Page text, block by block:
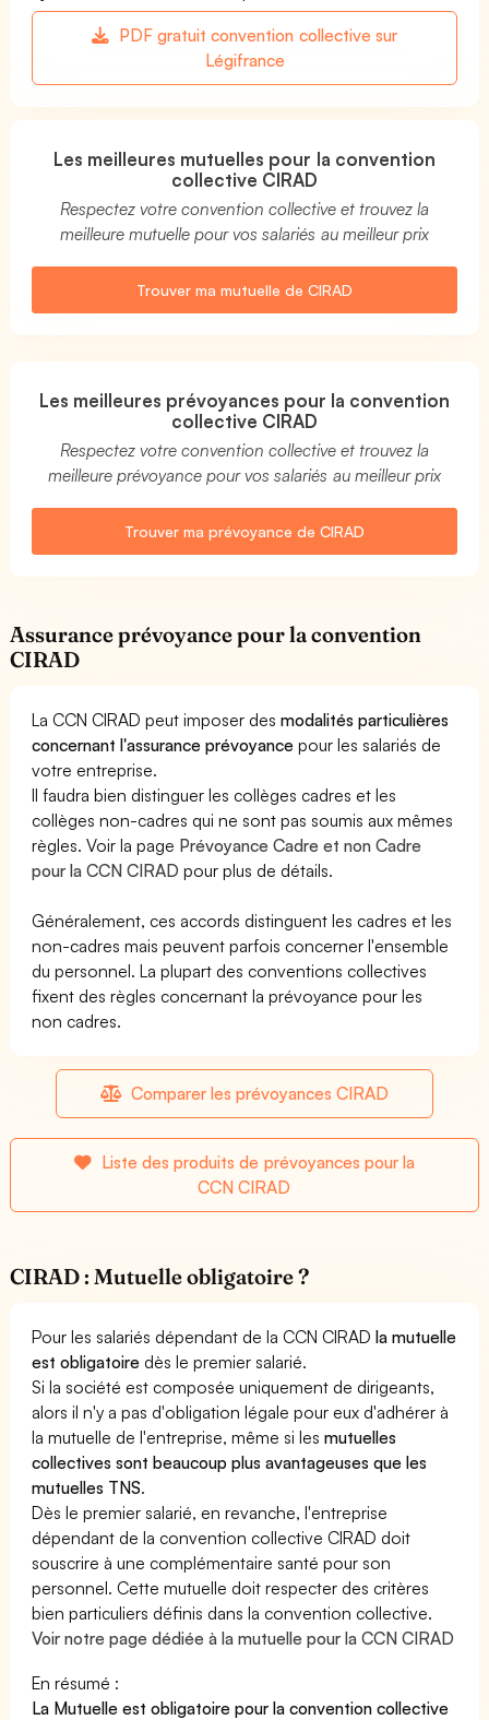
PDF gratuit convention collective sur
Légifrance
Les meilleures mutuelles pour la convention
collective CIRAD
Respectez votre convention collective et trouvez la
meilleure mutuelle pour vos salariés au meilleur prix
Trouver ma mutuelle de CIRAD
Les meilleures prévoyances pour la convention
collective CIRAD
Respectez votre convention collective et trouvez la
meilleure prévoyance pour vos salariés au meilleur prix
Trouver ma prévoyance de CIRAD
Assurance prévoyance pour la convention
CIRAD
La CCN CIRAD peut imposer desmodalités particulières
concernant l'assurance prévoyance pour les salariés de
votre entreprise.
Il faudra bien distinguer les collèges cadres et les
collèges non-cadres qui ne sont pas soumis aux mêmes
règles. Voir la page Prévoyance Cadre et non Cadre
pour la CCN CIRAD pour plus de détails.
Généralement, ces accords distinguent les cadres et les
non-cadres mais peuvent parfois concerner l'ensemble
du personnel. La plupart des conventions collectives
fixent des règles concernant la prévoyance pour les
non cadres.
Comparer les prévoyances CIRAD
Liste des produits de prévoyances pour la
CCN CIRAD
CIRAD : Mutuelle obligatoire ?
Pour les salariés dépendant de la CCN CIRADla mutuelle
est obligatoire dès le premier salarié.
Si la société est composée uniquement de dirigeants,
alors il n'y a pas d'obligation légale pour eux d'adhérer à
la mutuelle de l'entreprise, même si lesmutuelles
collectives sont beaucoup plus avantageuses que les
mutuelles TNS.
Dès le premier salarié, en revanche, l'entreprise
dépendant de la convention collective CIRAD doit
souscrire à une complémentaire santé pour son
personnel. Cette mutuelle doit respecter des critères
bien particuliers définis dans la convention collective.
Voir notre page dédiée à la mutuelle pour la CCN CIRAD
En résumé :
La Mutuelle est obligatoire pour la convention collective